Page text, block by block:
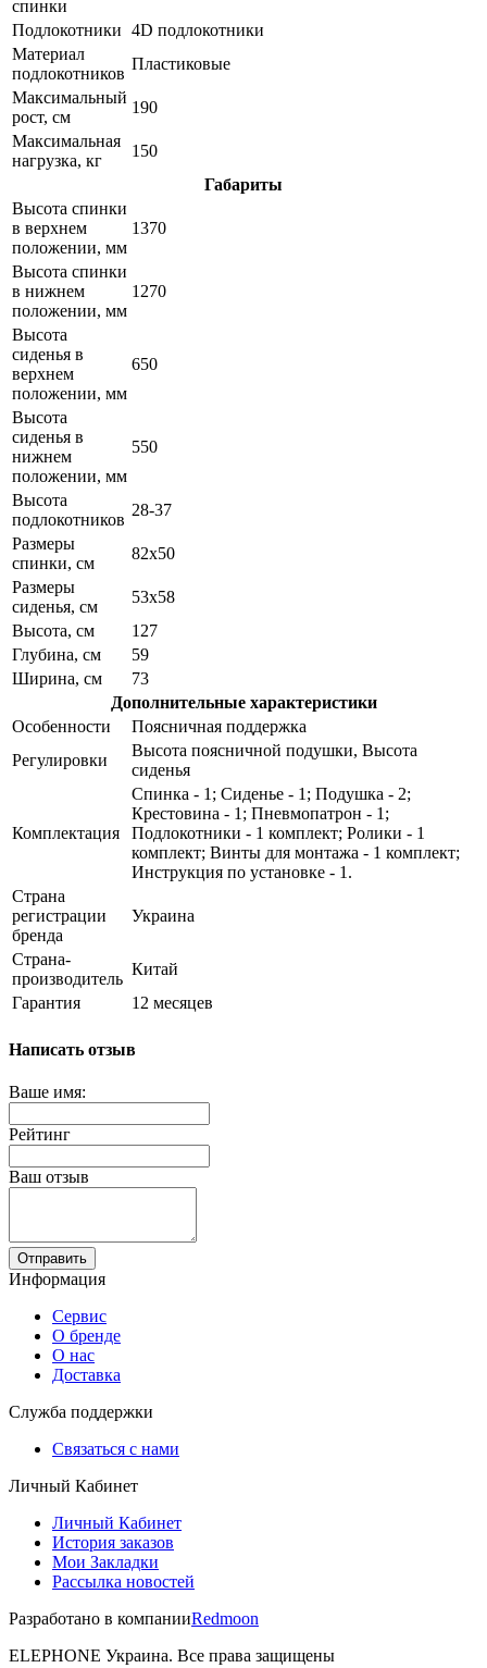
спинки
Подлокотники 4D подлокотники
Материал
подлокотников
Пластиковые
Максимальный
рост, см
190
Максимальная
нагрузка, кг
150
Габариты
Высота спинки
в верхнем
положении, мм
1370
Высота спинки
в нижнем
положении, мм
1270
Высота
сиденья в
верхнем
положении, мм
650
Высота
сиденья в
нижнем
положении, мм
550
Высота
подлокотников
28-37
Размеры
спинки, см
82х50
Размеры
сиденья, см
53х58
Высота, см
127
Глубина, см
59
Ширина, см
73
Дополнительные характеристики
Особенности
Поясничная поддержка
Регулировки
Высота поясничной подушки, Высота
сиденья
Комплектация
Спинка - 1; Сиденье - 1; Подушка - 2;
Крестовина - 1; Пневмопатрон - 1;
Подлокотники - 1 комплект; Ролики - 1
комплект; Винты для монтажа - 1 комплект;
Инструкция по установке - 1.
Страна
регистрации
бренда
Украина
Страна-
производитель
Китай
Гарантия
12 месяцев
Написать отзыв
Ваше имя:
Рейтинг
Ваш отзыв
Отправить
Информация
Сервис
О бренде
О нас
Доставка
Служба поддержки
Связаться с нами
Личный Кабинет
Личный Кабинет
История заказов
Мои Закладки
Рассылка новостей
Разработано в компанииRedmoon
ELEPHONE Украина. Все права защищены